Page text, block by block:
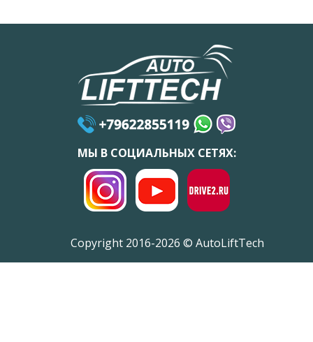
МЫ В СОЦИАЛЬНЫХ СЕТЯХ:
Copyright 2016-2026 © AutoLiftTech